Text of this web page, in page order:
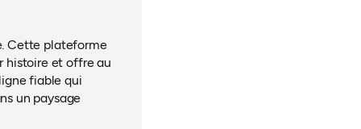
Cette plateforme
histoire et offre au
fiable qui
un paysage